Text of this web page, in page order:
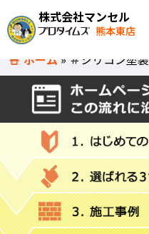
株式会社マンセル
熊本東店
ホーム » ＃シリコン塗装